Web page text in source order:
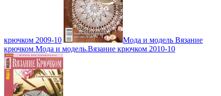
крючком 2009-10
Мода и модель Вязание
крючком Мода и модель.Вязание крючком 2010-10